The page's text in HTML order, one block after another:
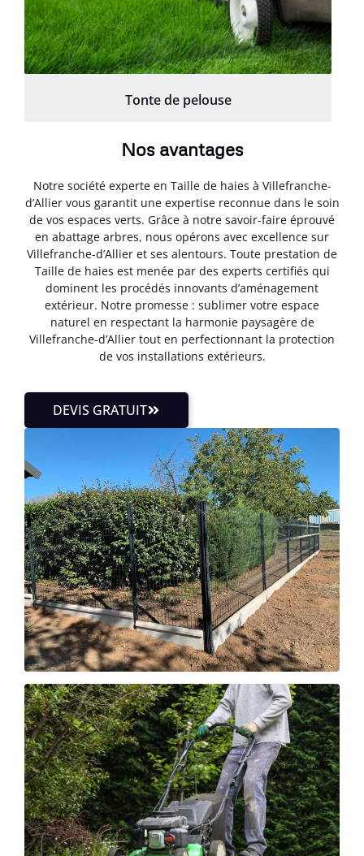
Tonte de pelouse
Nos avantages
Notre société experte en Taille de haies à Villefranche-
d’Allier vous garantit une expertise reconnue dans le soin
de vos espaces verts. Grâce à notre savoir-faire éprouvé
en abattage arbres, nous opérons avec excellence sur
Villefranche-d’Allier et ses alentours. Toute prestation de
Taille de haies est menée par des experts certifiés qui
dominent les procédés innovants d’aménagement
extérieur. Notre promesse : sublimer votre espace
naturel en respectant la harmonie paysagère de
Villefranche-d’Allier tout en perfectionnant la protection
de vos installations extérieurs.
DEVIS GRATUIT